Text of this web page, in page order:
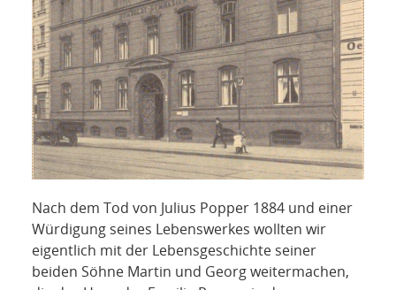
Nach dem Tod von Julius Popper 1884 und einer
Würdigung seines Lebenswerkes wollten wir
eigentlich mit der Lebensgeschichte seiner
beiden Söhne Martin und Georg weitermachen,